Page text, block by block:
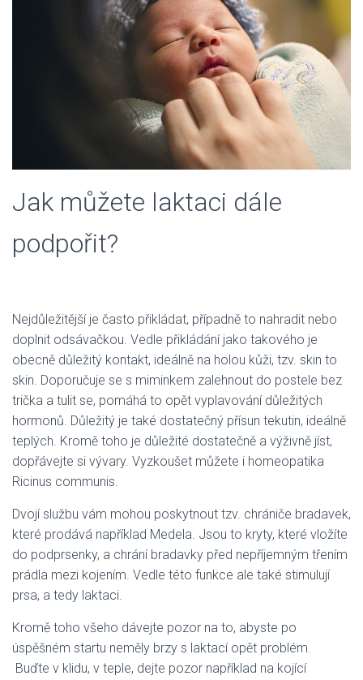
Jak můžete laktaci dále
podpořit?
Nejdůležitější je často přikládat, případně to nahradit nebo
doplnit odsávačkou. Vedle přikládání jako takového je
obecně důležitý kontakt, ideálně na holou kůži, tzv. skin to
skin. Doporučuje se s miminkem zalehnout do postele bez
trička a tulit se, pomáhá to opět vyplavování důležitých
hormonů. Důležitý je také dostatečný přísun tekutin, ideálně
teplých. Kromě toho je důležité dostatečně a výživně jíst,
dopřávejte si vývary. Vyzkoušet můžete i homeopatika
Ricinus communis.
Dvojí službu vám mohou poskytnout tzv. chrániče bradavek,
které prodává například Medela. Jsou to kryty, které vložíte
do podprsenky, a chrání bradavky před nepříjemným třením
prádla mezi kojením. Vedle této funkce ale také stimulují
prsa, a tedy laktaci.
Kromě toho všeho dávejte pozor na to, abyste po
úspěšném startu neměly brzy s laktací opět problém.
Buďte v klidu, v teple, dejte pozor například na kojící